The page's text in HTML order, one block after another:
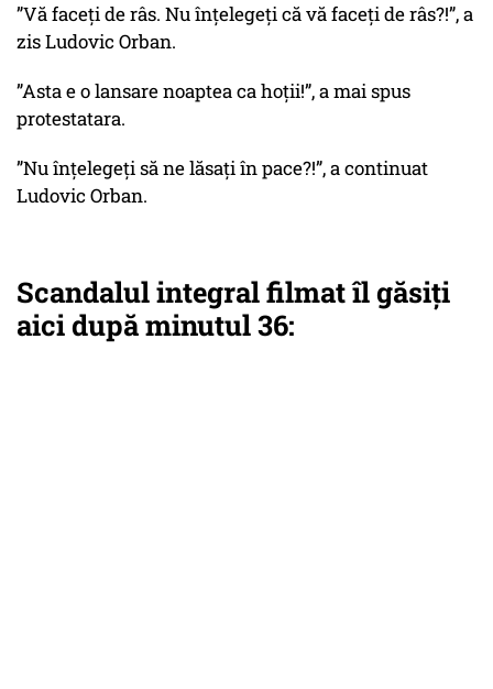
”Vă faceți de râs. Nu înțelegeți că vă faceți de râs?!”, a
zis Ludovic Orban.
”Asta e o lansare noaptea ca hoții!”, a mai spus
protestatara.
”Nu înțelegeți să ne lăsați în pace?!”, a continuat
Ludovic Orban.
Scandalul integral filmat îl găsiți
aici după minutul 36: